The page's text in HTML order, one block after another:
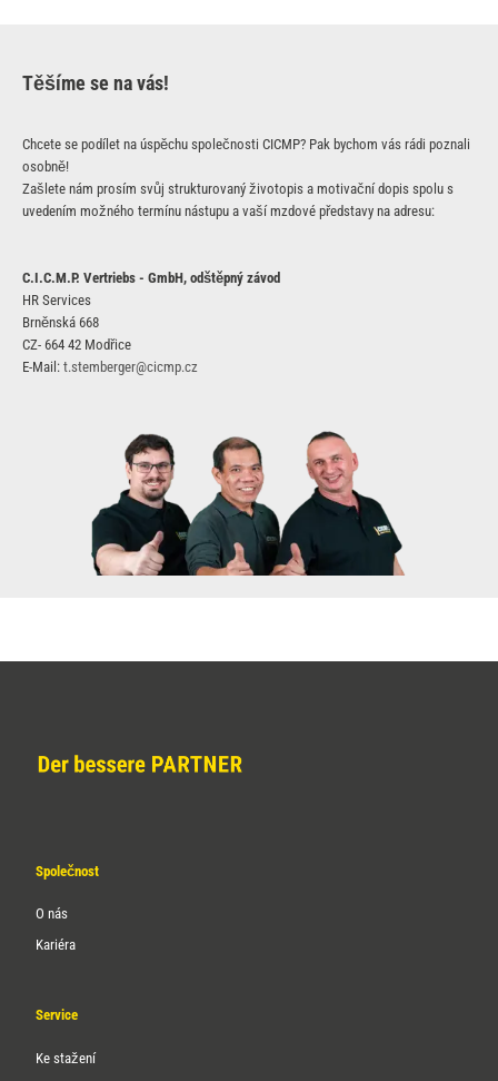
Těšíme se na vás!
Chcete se podílet na úspěchu společnosti CICMP? Pak bychom vás rádi poznali
osobně!
Zašlete nám prosím svůj strukturovaný životopis a motivační dopis spolu s
uvedením možného termínu nástupu a vaší mzdové představy na adresu:
C.I.C.M.P. Vertriebs - GmbH, odštěpný závod
HR Services
Brněnská 668
CZ- 664 42 Modřice
E-Mail: t.stemberger@cicmp.cz
Společnost
O nás
Kariéra
Service
Ke stažení